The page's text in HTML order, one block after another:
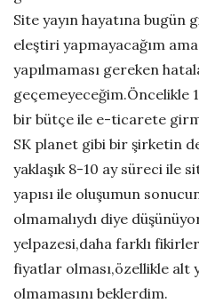
e
Site yayın hayatına
eleştiri yapmayacağım
yapılmaması gereken
geçemeyeceğim.Öncelikle
bir bütçe ile e-ticarete
SK planet gibi bir şirketin
yaklaşık 8-10 ay süreci ile
yapısı ile oluşumun
olmamalıydı diye
yelpazesi,daha farklı
fiyatlar olması,özellikle alt
olmamasını beklerdim.